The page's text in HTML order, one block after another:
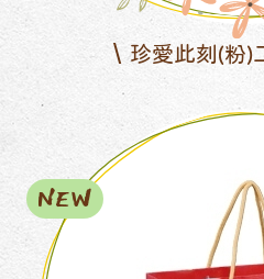
珍愛此刻(粉)
NEW